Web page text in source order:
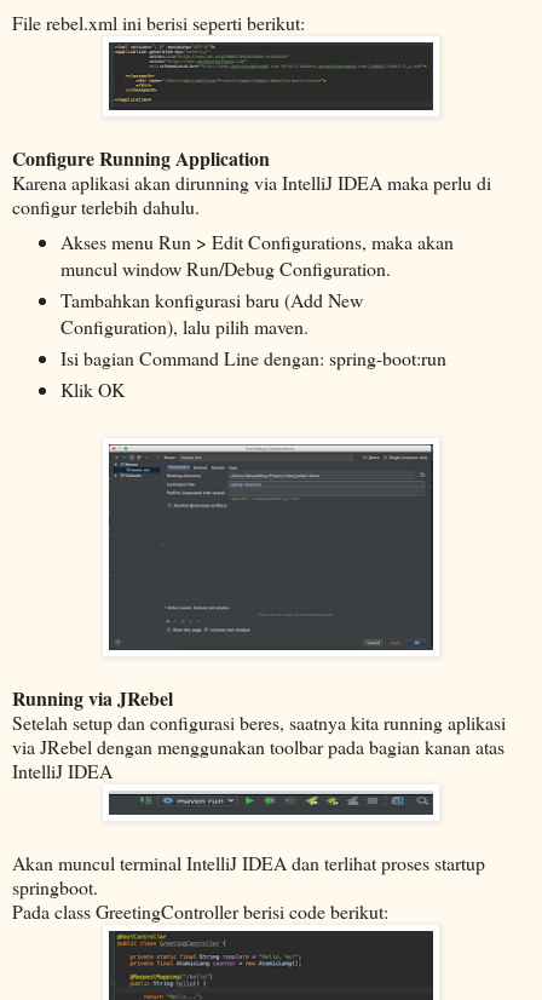
File rebel.xml ini berisi seperti berikut:
Configure Running Application
Karena aplikasi akan dirunning via IntelliJ IDEA maka perlu di
configur terlebih dahulu.
Akses menu Run > Edit Configurations, maka akan
muncul window Run/Debug Configuration.
Tambahkan konfigurasi baru (Add New
Configuration), lalu pilih maven.
Isi bagian Command Line dengan: spring-boot:run
Klik OK
Running via JRebel
Setelah setup dan configurasi beres, saatnya kita running aplikasi
via JRebel dengan menggunakan toolbar pada bagian kanan atas
IntelliJ IDEA
Akan muncul terminal IntelliJ IDEA dan terlihat proses startup
springboot.
Pada class GreetingController berisi code berikut: